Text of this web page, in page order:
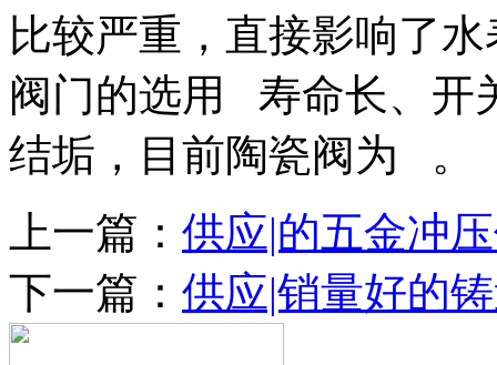
比较严重，直接影响了
阀门的选用 寿命长、开
结垢，目前陶瓷阀为 。
上一篇： 供应|的五金冲
下一篇： 供应|销量好的